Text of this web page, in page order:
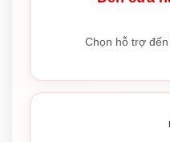
Chọn hỗ trợ